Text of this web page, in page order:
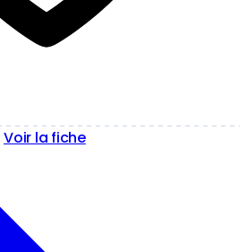
Voir la fiche